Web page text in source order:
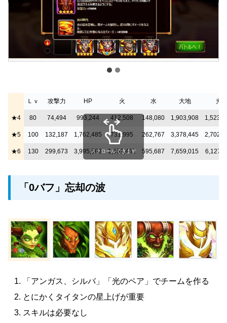
Ｌｖ 攻撃力 HP 火 水 大地 光
★4 80 74,494 993,244 412,508 148,080 1,903,908
★5 100 132,187 1,762,485 731,995 262,767 3,378,445
★6 130 299,673 3,995,583 1,659,461 595,687 7,659,015
スクロールできます
「0バフ」忘却の波
「アンガス、シルバ」「光のペア」でチームを作る
とにかくタイタンの星上げが重要
スキルは必要なし